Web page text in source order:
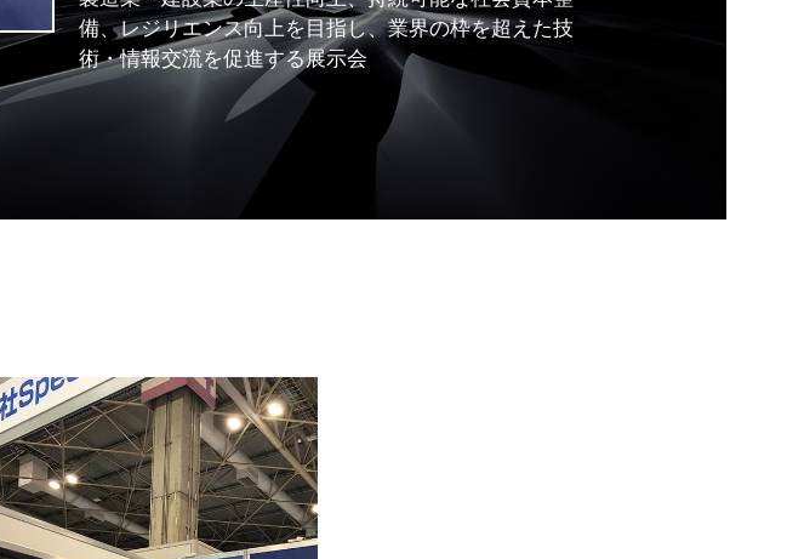
備、レジリエンス向上を目指し、業界の枠を超えた技
術・情報交流を促進する展示会